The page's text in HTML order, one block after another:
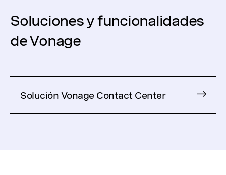
Soluciones y funcionalidades
de Vonage
Solución Vonage Contact Center